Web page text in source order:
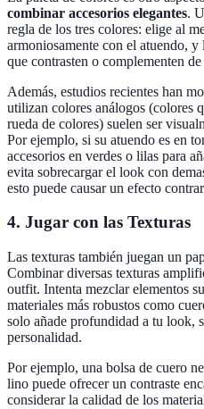
combinar accesorios elegantes.
regla de los tres colores: elige al
armoniosamente con el atuendo,
que contrasten o complementen
Además, estudios recientes han
utilizan colores análogos (colores
rueda de colores) suelen ser
Por ejemplo, si su atuendo es en
accesorios en verdes o lilas para
evita sobrecargar el look con
esto puede causar un efecto
4. Jugar con las Texturas
Las texturas también juegan un
Combinar diversas texturas
outfit. Intenta mezclar elementos
materiales más robustos como
solo añade profundidad a tu look,
personalidad.
Por ejemplo, una bolsa de cuero
lino puede ofrecer un contraste
considerar la calidad de los